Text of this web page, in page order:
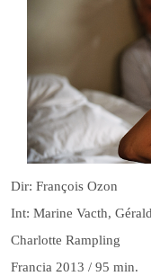
Dir: François Ozon
Int: Marine Vacth,
Charlotte Rampling
Francia 2013 / 95 min.